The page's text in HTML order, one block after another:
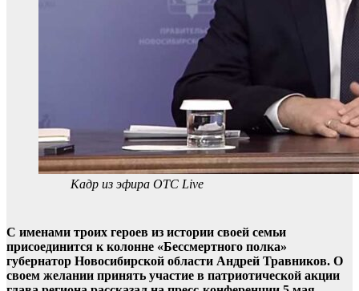
Кадр из эфира ОТС Live
С именами троих героев из истории своей семьи
присоединится к колонне «Бессмертного полка»
губернатор Новосибирской области Андрей Травников. О
своем желании принять участие в патриотической акции